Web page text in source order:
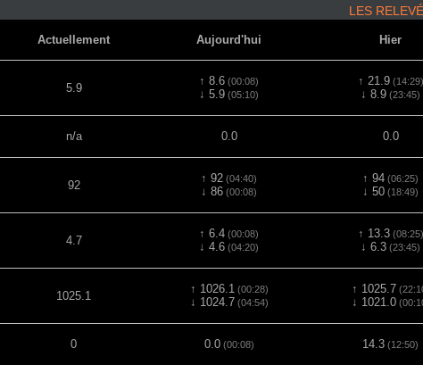
LES
Actuellement Aujourd'hui Hier
5.9
↑ 8.6 (00:08)
↓ 5.9 (05:10)
↑ 21.9(14:29)
↓ 8.9 (23:45)
n/a 0.0 0.0
92
↑ 92 (04:40)
↓ 86 (00:08)
↑ 94 (06:25)
↓ 50 (18:49)
4.7
↑ 6.4 (00:08)
↓ 4.6 (04:20)
↑ 13.3(08:25)
↓ 6.3 (23:45)
1025.1
↑ 1026.1 (00:28)
↓ 1024.7(04:54)
↑ 1025.7
↓ 1021.0
0 0.0(00:08) 14.3 (12:50)